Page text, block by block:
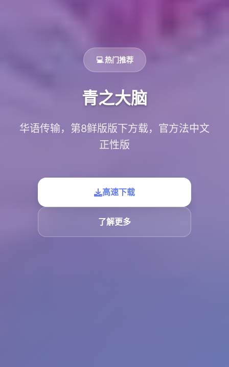
💻 热门推荐
青之大脑
华语传输，第8鲜版版下方载，官方法中文
正性版
高速下载
了解更多